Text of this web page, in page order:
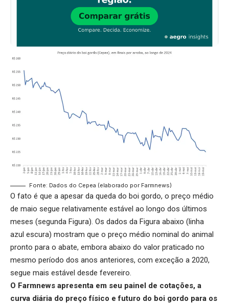
Fonte: Dados do Cepea (elaborado por Farmnews)
O fato é que a apesar da queda do boi gordo, o preço médio
de maio segue relativamente estável ao longo dos últimos
meses (segunda Figura). Os dados da Figura abaixo (linha
azul escura) mostram que o preço médio nominal do animal
pronto para o abate, embora abaixo do valor praticado no
mesmo período dos anos anteriores, com exceção a 2020,
segue mais estável desde fevereiro.
O Farmnews apresenta em seu painel de cotações, a
curva diária do preço físico e futuro do boi gordo para os